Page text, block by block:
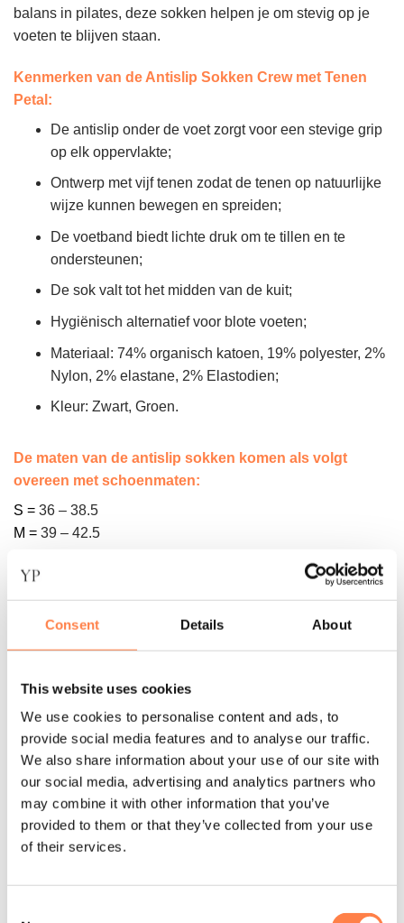
Consent Details About
This website uses cookies
We use cookies to personalise content and ads, to
provide social media features and to analyse our traffic.
We also share information about your use of our site with
our social media, advertising and analytics partners who
may combine it with other information that you’ve
provided to them or that they’ve collected from your use
of their services.
balans in pilates, deze sokken helpen je om stevig op je
voeten te blijven staan.
Kenmerken van de Antislip Sokken Crew met Tenen
Petal:
De antislip onder de voet zorgt voor een stevige grip
op elk oppervlakte;
Ontwerp met vijf tenen zodat de tenen op natuurlijke
wijze kunnen bewegen en spreiden;
De voetband biedt lichte druk om te tillen en te
ondersteunen;
De sok valt tot het midden van de kuit;
Hygiënisch alternatief voor blote voeten;
Materiaal: 74% organisch katoen, 19% polyester, 2%
Nylon, 2% elastane, 2% Elastodien;
Kleur: Zwart, Groen.
De maten van de antislip sokken komen als volgt
overeen met schoenmaten:
S = 36 – 38.5
M = 39 – 42.5
Instructie voor het wassen:
De antislip sokken van ToeSox zijn machine wasbaar. Was
de sokken binnenste buiten in een zachte cyclus om de
antislip laag te beschermen. Daarna op het droogrek laten
Let op! Gebruik geen bleekmiddel of andere agressieve
chemicaliën. Strijk de sokken ook niet. Dit kan namelijk de
sokken beschadigen.
Over het merk
ToeSox introduceerde de innovatieve sok met vijf tenen,
die zorgt voor een perfecte pasvorm en voorkomt dat de
voorkomt blaren.